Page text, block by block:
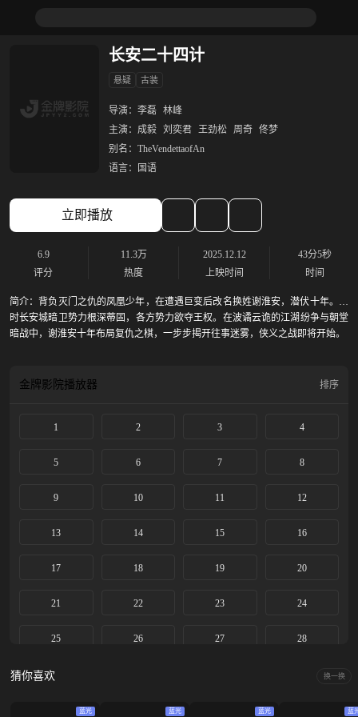
长安二十四计
悬疑 古装
导演： 李磊 林峰
主演： 成毅 刘奕君 王劲松 周奇 佟梦
别名： TheVendettaofAn
语言：
国语
立即播放
6.9
评分
11.3万
热度
2025.12.12
上映时间
43分5秒
时间
简介：背负灭门之仇的凤凰少年，在遭遇巨变后改名换姓谢淮安，潜伏十年。此
时长安城暗卫势力根深蒂固，各方势力欲夺王权。在波谲云诡的江湖纷争与朝堂
暗战中，谢淮安十年布局复仇之棋，一步步揭开往事迷雾，侠义之战即将开始。
金牌影院播放器 排序
1 2 3 4
5 6 7 8
9 10 11 12
13 14 15 16
17 18 19 20
21 22 23 24
25 26 27 28
猜你喜欢 换一换
蓝光 蓝光 蓝光 蓝